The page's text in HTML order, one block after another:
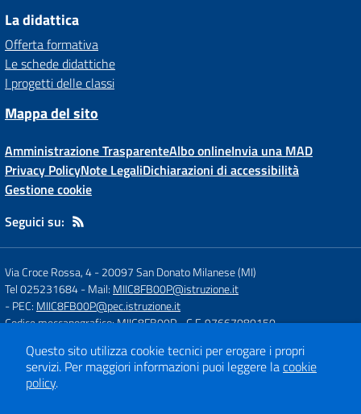
La didattica
Offerta formativa
Le schede didattiche
I progetti delle classi
Mappa del sito
Amministrazione TrasparenteAlbo onlineInvia una MAD
Privacy PolicyNote LegaliDichiarazioni di accessibilità
Gestione cookie
Seguici su:
Via Croce Rossa, 4-20097 San Donato Milanese (MI)
Tel 025231684- Mail: MIIC8FB00P@istruzione.it
- PEC: MIIC8FB00P@pec.istruzione.it
Codice meccanografico: MIIC8FB00P- C.F. 97667080150
Concept & Design by
Designers Italia
Questo sito utilizza cookie tecnici per erogare i propri
servizi. Per maggiori informazioni puoi leggere lacookie
policy.